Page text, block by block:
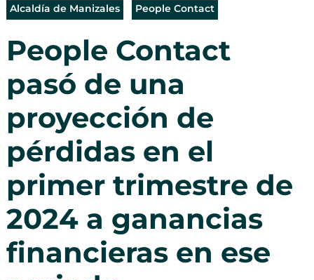
Alcaldía de Manizales People Contact
People Contact
pasó de una
proyección de
pérdidas en el
primer trimestre de
2024 a ganancias
financieras en ese